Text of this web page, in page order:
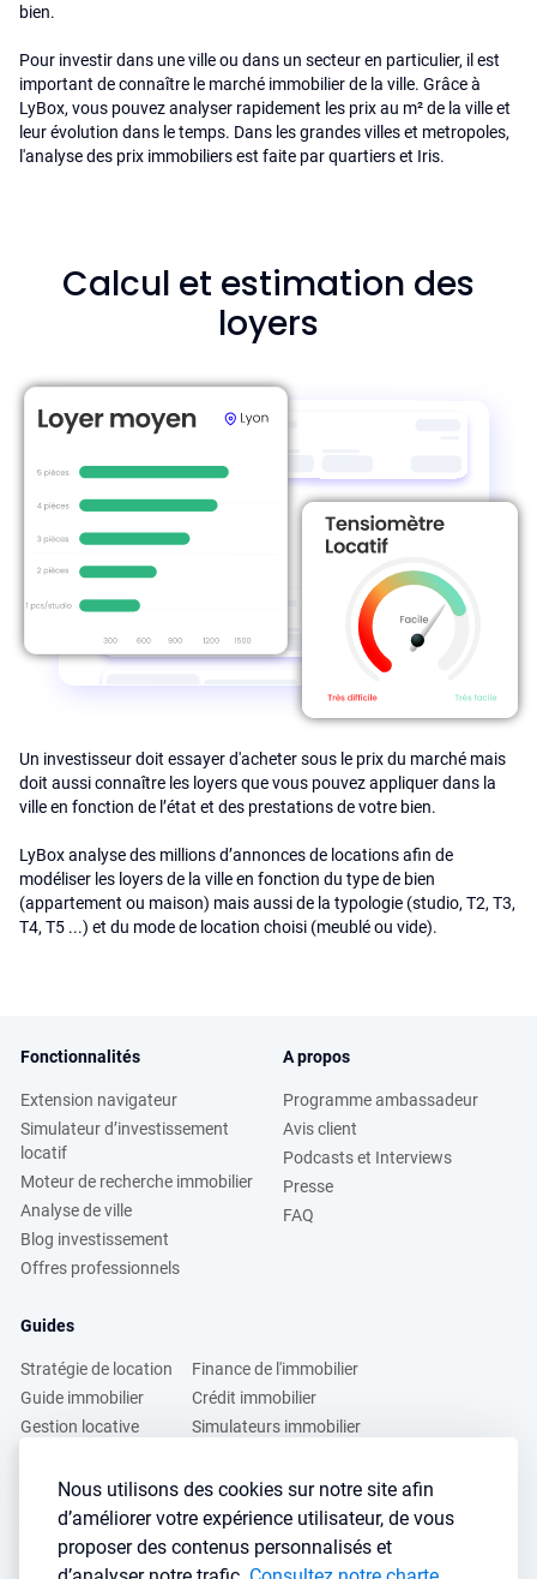
Nous utilisons des cookies sur notre site afin
d’améliorer votre expérience utilisateur, de vous
proposer des contenus personnalisés et
bien.
Pour investir dans une ville ou dans un secteur en particulier, il est
important de connaître le marché immobilier de la ville. Grâce à
LyBox, vous pouvez analyser rapidement les prix au m² de la ville et
leur évolution dans le temps. Dans les grandes villes et metropoles,
l'analyse des prix immobiliers est faite par quartiers et Iris.
Calcul et estimation des
loyers
Un investisseur doit essayer d'acheter sous le prix du marché mais
doit aussi connaître les loyers que vous pouvez appliquer dans la
ville en fonction de l’état et des prestations de votre bien.
LyBox analyse des millions d’annonces de locations afin de
modéliser les loyers de la ville en fonction du type de bien
(appartement ou maison) mais aussi de la typologie (studio, T2, T3,
T4, T5 ...) et du mode de location choisi (meublé ou vide).
Fonctionnalités
Extension navigateur
Simulateur d’investissement
locatif
Moteur de recherche immobilier
Analyse de ville
Blog investissement
Offres professionnels
A propos
Programme ambassadeur
Avis client
Podcasts et Interviews
Presse
FAQ
Guides
Stratégie de location
Guide immobilier
Gestion locative
Finance de l'immobilier
Crédit immobilier
Simulateurs immobilier
Vous voulez apprendre à investir dans l’immobilier ?
Inscrivez vous à notre newsletter gratuite :